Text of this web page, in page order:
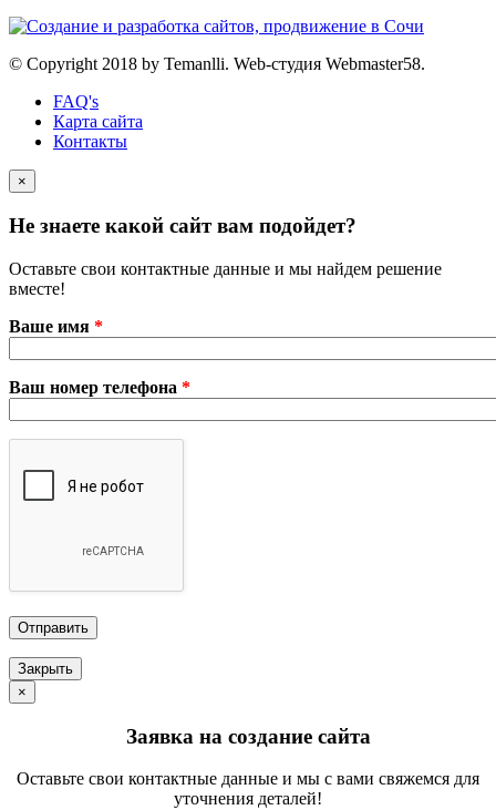
© Copyright 2018 by Temanlli. Web-студия Webmaster58.
FAQ's
Карта сайта
Контакты
×
Не знаете какой сайт вам подойдет?
Оставьте свои контактные данные и мы найдем решение
вместе!
Ваше имя *
Ваш номер телефона *
Закрыть
×
Заявка на создание сайта
Оставьте свои контактные данные и мы с вами свяжемся для
уточнения деталей!